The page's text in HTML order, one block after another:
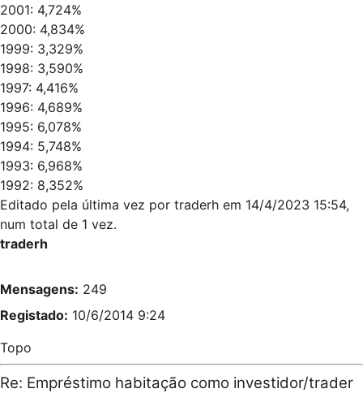
2001: 4,724%
2000: 4,834%
1999: 3,329%
1998: 3,590%
1997: 4,416%
1996: 4,689%
1995: 6,078%
1994: 5,748%
1993: 6,968%
1992: 8,352%
Editado pela última vez por traderh em 14/4/2023 15:54,
num total de 1 vez.
traderh
Mensagens: 249
Registado: 10/6/2014 9:24
Topo
Re: Empréstimo habitação como investidor/trader